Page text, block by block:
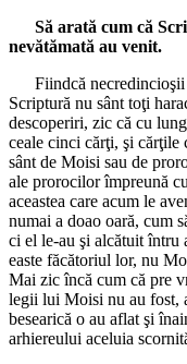
Să arată cum că
nevătămată au venit.
Fiindcă
Scriptură nu sânt toţi
descoperiri, zic că cu
ceale cinci cărţi, şi cărţile
sânt de Moisi sau de
ale prorocilor împreună
aceastea care acum le
numai a doao oară, cum
ci el le-au şi alcătuit întru
easte făcătoriul lor, nu
Mai zic încă cum că pre
legii lui Moisi nu au fost,
besearică o au aflat şi
arhiereului aceluia